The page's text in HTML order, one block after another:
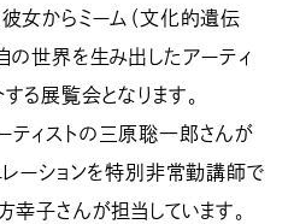
女からミーム（文化的遺伝
の世界を生み出したアーティ
る展覧会となります。
ィストの三原聡一郎さんが
レーションを特別非常勤講師で
幸子さんが担当しています。